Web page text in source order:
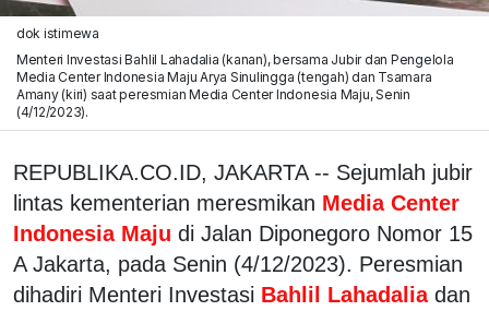
dok istimewa
Menteri Investasi Bahlil Lahadalia (kanan), bersama Jubir dan Pengelola
Media Center Indonesia Maju Arya Sinulingga (tengah) dan Tsamara
Amany (kiri) saat peresmian Media Center Indonesia Maju, Senin
(4/12/2023).
REPUBLIKA.CO.ID, JAKARTA -- Sejumlah jubir
lintas kementerian meresmikan Media Center
Indonesia Maju di Jalan Diponegoro Nomor 15
A Jakarta, pada Senin (4/12/2023). Peresmian
dihadiri Menteri Investasi Bahlil Lahadalia dan